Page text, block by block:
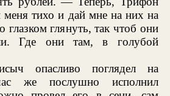
тихо и дай мне на них на
глазком глянуть, так чтоб они
Где они там, в голубой
опасливо поглядел на
же послушно исполнил